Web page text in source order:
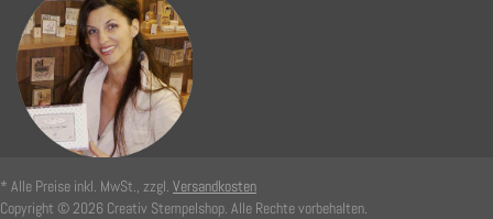
* Alle Preise inkl. MwSt., zzgl. Versandkosten
Copyright © 2026 Creativ Stempelshop. Alle Rechte vorbehalten.